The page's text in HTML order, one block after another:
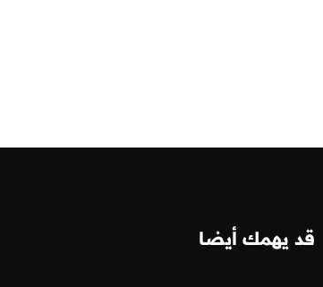
قد يهمك أيضا